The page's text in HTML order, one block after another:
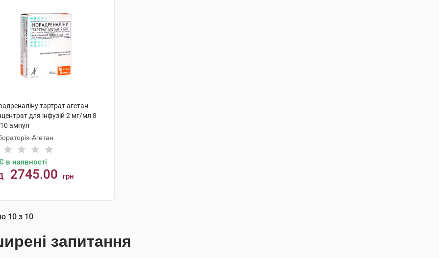
тартрат агетан
для інфузій 2 мг/мл 8
ампул
Агетан
в наявності
2745.00 грн
10 з 10
запитання